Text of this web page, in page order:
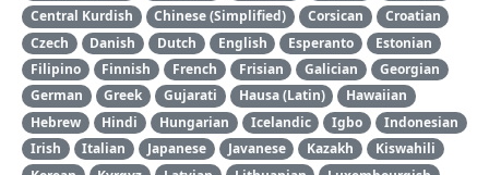
Central Kurdish
Chinese (Simplified) Corsican
Croatian
Czech
Danish Dutch English Esperanto
Estonian
Filipino
Finnish French Frisian Galician
Georgian
German
Greek Gujarati Hausa (Latin)
Hawaiian
Hebrew
Hindi Hungarian Icelandic Igbo
Indonesian
Irish
Italian Japanese Javanese Kazakh
Kiswahili